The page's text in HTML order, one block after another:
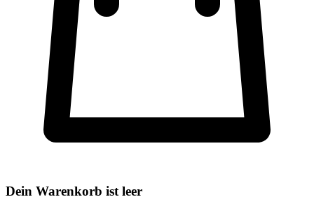
Dein Warenkorb ist leer